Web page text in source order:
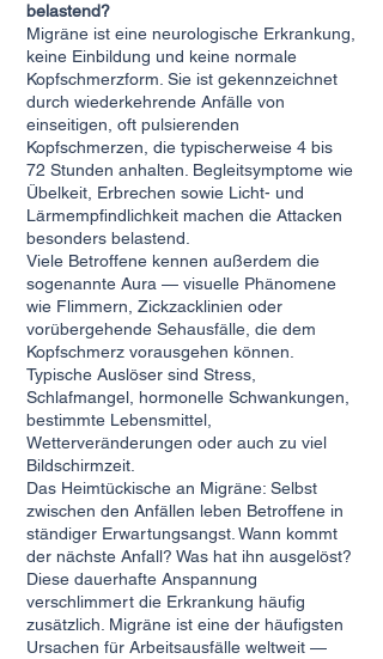
belastend?
Migräne ist eine neurologische Erkrankung,
keine Einbildung und keine normale
Kopfschmerzform. Sie ist gekennzeichnet
durch wiederkehrende Anfälle von
einseitigen, oft pulsierenden
Kopfschmerzen, die typischerweise 4 bis
72 Stunden anhalten. Begleitsymptome wie
Übelkeit, Erbrechen sowie Licht- und
Lärmempfindlichkeit machen die Attacken
besonders belastend.
Viele Betroffene kennen außerdem die
sogenannte Aura — visuelle Phänomene
wie Flimmern, Zickzacklinien oder
vorübergehende Sehausfälle, die dem
Kopfschmerz vorausgehen können.
Typische Auslöser sind Stress,
Schlafmangel, hormonelle Schwankungen,
bestimmte Lebensmittel,
Wetterveränderungen oder auch zu viel
Bildschirmzeit.
Das Heimtückische an Migräne: Selbst
zwischen den Anfällen leben Betroffene in
ständiger Erwartungsangst. Wann kommt
der nächste Anfall? Was hat ihn ausgelöst?
Diese dauerhafte Anspannung
verschlimmert die Erkrankung häufig
zusätzlich. Migräne ist eine der häufigsten
Ursachen für Arbeitsausfälle weltweit —